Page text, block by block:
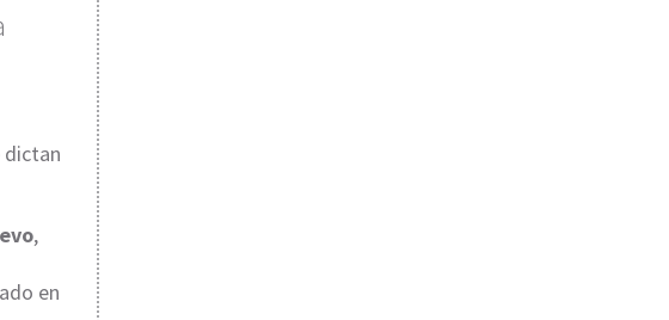
dictan
,
en